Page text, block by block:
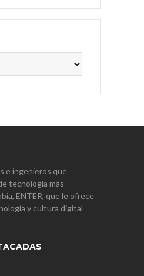
e ingenieros que
tecnología más
ENTER, que le ofrece
y cultura digital